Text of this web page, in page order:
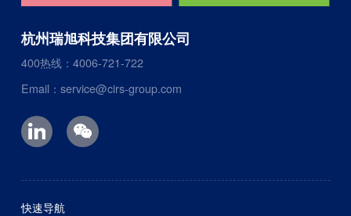
杭州瑞旭科技集团有限公司
400热线：4006-721-722
Email：service@cirs-group.com
快速导航